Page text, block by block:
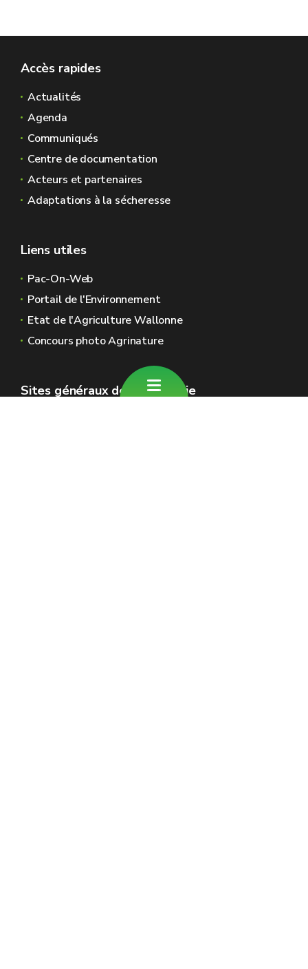
Accès rapides
Actualités
Agenda
Communiqués
Centre de documentation
Acteurs et partenaires
Adaptations à la sécheresse
Liens utiles
Pac-On-Web
Portail de l'Environnement
Etat de l'Agriculture Wallonne
Concours photo Agrinature
Sites généraux de la Wallonie